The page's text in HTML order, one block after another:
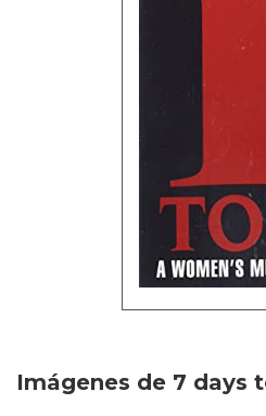
Imágenes de 7 days